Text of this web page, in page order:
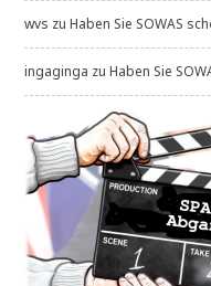
wvs zuHaben Sie SOWAS
ingaginga zuHaben Sie